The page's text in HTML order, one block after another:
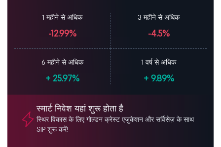
1 महीने से अधिक
-12.99%
3 महीने से अधिक
-4.5%
6 महीने से अधिक
+25.97%
1 वर्ष से अधिक
+9.89%
स्मार्ट निवेश यहां शुरू होता है
स्थिर विकास के लिए गोल्डन क्रेस्ट एजुकेशन और सर्विसेज़ के साथ
SIP शुरू करें!